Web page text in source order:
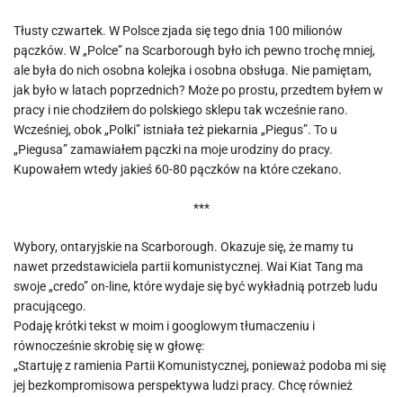
Tłusty czwartek. W Polsce zjada się tego dnia 100 milionów
pączków. W „Polce” na Scarborough było ich pewno trochę mniej,
ale była do nich osobna kolejka i osobna obsługa. Nie pamiętam,
jak było w latach poprzednich? Może po prostu, przedtem byłem w
pracy i nie chodziłem do polskiego sklepu tak wcześnie rano.
Wcześniej, obok „Polki” istniała też piekarnia „Piegus”. To u
„Piegusa” zamawiałem pączki na moje urodziny do pracy.
Kupowałem wtedy jakieś 60-80 pączków na które czekano.
***
Wybory, ontaryjskie na Scarborough. Okazuje się, że mamy tu
nawet przedstawiciela partii komunistycznej. Wai Kiat Tang ma
swoje „credo” on-line, które wydaje się być wykładnią potrzeb ludu
pracującego.
Podaję krótki tekst w moim i googlowym tłumaczeniu i
równocześnie skrobię się w głowę:
„Startuję z ramienia Partii Komunistycznej, ponieważ podoba mi się
jej bezkompromisowa perspektywa ludzi pracy. Chcę również